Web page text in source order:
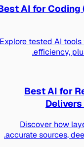
Best AI for
Explore tested AI
efficiency,
Best AI for
Discover how
accurate sources,